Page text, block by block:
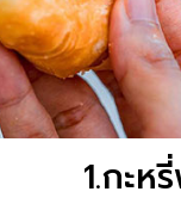
1.กะ